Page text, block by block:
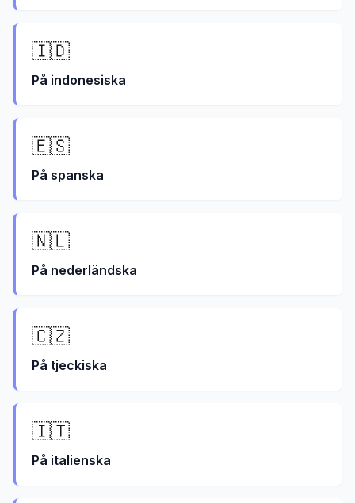
🇮🇩
På indonesiska
🇪🇸
På spanska
🇳🇱
På nederländska
🇨🇿
På tjeckiska
🇮🇹
På italienska